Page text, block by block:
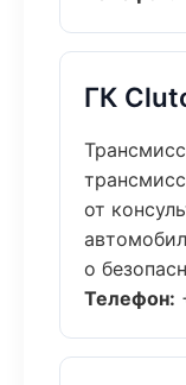
ГК
от
о
Телефон: